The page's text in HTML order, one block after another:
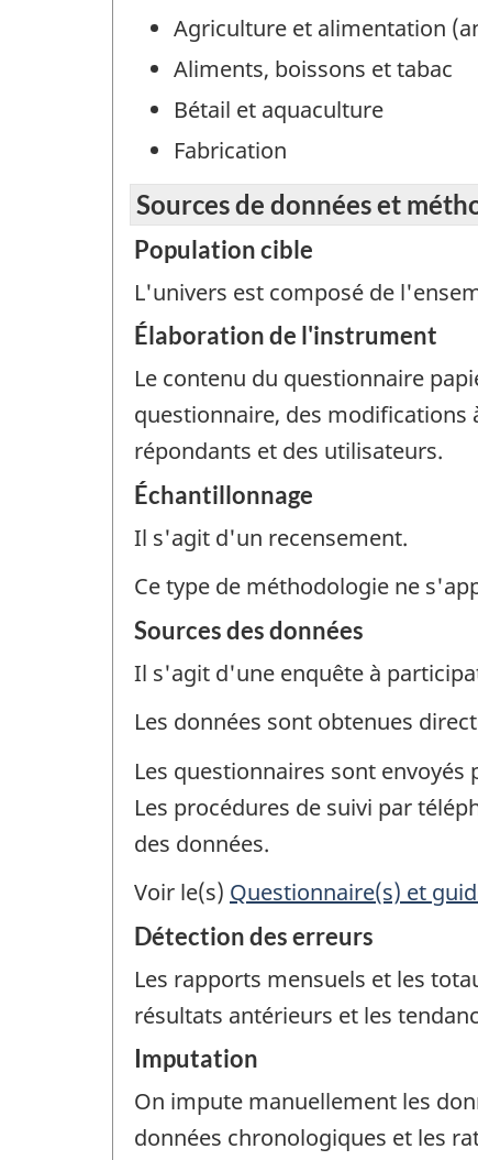
Agriculture et alimentation
Aliments, boissons et tabac
Bétail et aquaculture
Fabrication
Sources de données et
Population cible
L'univers est composé de
Élaboration de l'instrument
Le contenu du questionnaire
questionnaire, des modifications
répondants et des utilisateurs.
Échantillonnage
Il s'agit d'un recensement.
Ce type de méthodologie ne
Sources des données
Il s'agit d'une enquête à
Les données sont obtenues
Les questionnaires sont
Les procédures de suivi par
des données.
Voir le(s) Questionnaire(s) et
Détection des erreurs
Les rapports mensuels et les
résultats antérieurs et les
Imputation
On impute manuellement les
données chronologiques et les